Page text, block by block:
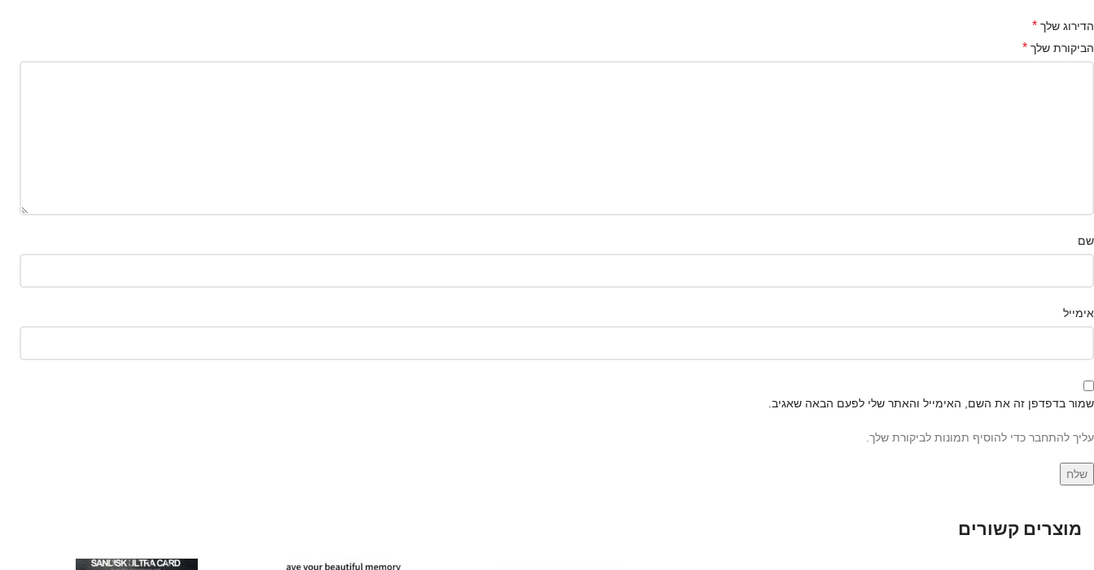
הדירוג שלך *
הביקורת שלך *
שם
אימייל
שמור בדפדפן זה את השם, האימייל והאתר שלי לפעם הבאה שאגיב.
עליך להתחבר כדי להוסיף תמונות לביקורת שלך.
מוצרים קשורים